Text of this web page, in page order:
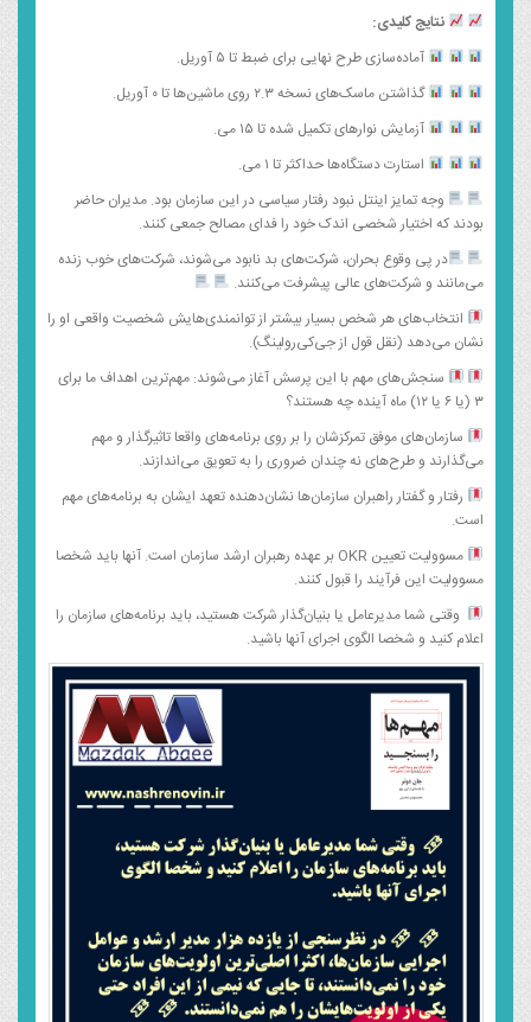
نتایج کلیدی:
آماده‌سازی طرح نهایی برای ضبط تا ۵ آوریل.
گذاشتن ماسک‌های نسخه ۲.۳ روی ماشین‌ها تا ۰ آوریل.
آزمایش نوارهای تکمیل شده تا ۱۵ می.
استارت دستگاه‌ها حداکثر تا ۱ می.
وجه تمایز اینتل نبود رفتار سیاسی در این سازمان بود. مدیران حاضر
بودند که اختیار شخصی اندک خود را فدای مصالح جمعی کنند.
در پی وقوع بحران، شرکت‌های بد نابود می‌شوند، شرکت‌های خوب زنده
می‌مانند و شرکت‌های عالی پیشرفت می‌کنند.
انتخاب‌های هر شخص بسیار بیشتر از توانمندی‌هایش شخصیت واقعی او را
نشان می‌دهد (نقل قول از جی‌کی‌رولینگ).
سنجش‌های مهم با این پرسش آغاز می‌شوند: مهم‌ترین اهداف ما برای
۳ (یا ۶ یا ۱۲) ماه آینده چه هستند؟
سازمان‌های موفق تمرکزشان را بر روی برنامه‌های واقعا تاثیرگذار و مهم
می‌گذارند و طرح‌های نه چندان ضروری را به تعویق می‌اندازند.
رفتار و گفتار راهبران سازمان‌ها نشان‌دهنده تعهد ایشان به برنامه‌های مهم
است.
مسوولیت تعیین OKR بر عهده رهبران ارشد سازمان است. آنها باید شخصا
مسوولیت این فرآیند را قبول کنند.
وقتی شما مدیرعامل یا بنیان‌گذار شرکت هستید، باید برنامه‌های سازمان را
اعلام کنید و شخصا الگوی اجرای آنها باشید.